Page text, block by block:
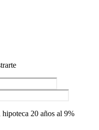
hipoteca 20 años al 9%